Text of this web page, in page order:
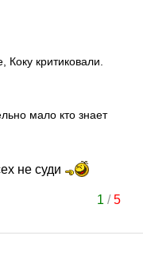
критиковали.
мало кто знает
не суди
1 /5